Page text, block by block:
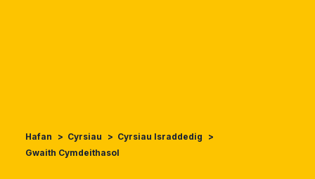
Hafan Cyrsiau
Cyrsiau Israddedig
Gwaith Cymdeithasol